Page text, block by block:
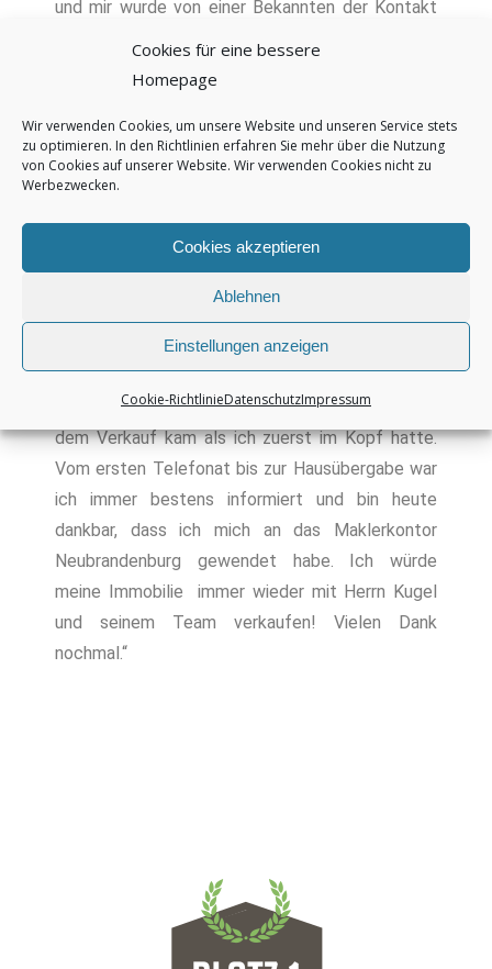
Cookies für eine bessere
Homepage
Wir verwenden Cookies, um unsere Website und unseren Service stets
zu optimieren. In den Richtlinien erfahren Sie mehr über die Nutzung
von Cookies auf unserer Website. Wir verwenden Cookies nicht zu
Werbezwecken.
Cookies akzeptieren
Ablehnen
Einstellungen anzeigen
Cookie-RichtlinieDatenschutzImpressum
und mir wurde von einer Bekannten der Kontakt
Allerdings konnte mir Herr Kugel aufschlussreich
erklären, wie sich der Preis meiner Immobilie am
ehesten am Markt erzielen lässt und dass die
Interessenten sich viel mehr durch falsche Preise
und die Wahl der falschen Portale abschrecken
bei den Besichtigungen über den Preis oder die
Maklerprovision geklagt. Ich war erstaunt, dass
nach Abzug aller Kosten sogar mehr Geld aus
dem Verkauf kam als ich zuerst im Kopf hatte.
Vom ersten Telefonat bis zur Hausübergabe war
ich immer bestens informiert und bin heute
dankbar, dass ich mich an das Maklerkontor
Neubrandenburg gewendet habe. Ich würde
meine Immobilie immer wieder mit Herrn Kugel
und seinem Team verkaufen! Vielen Dank
nochmal.“